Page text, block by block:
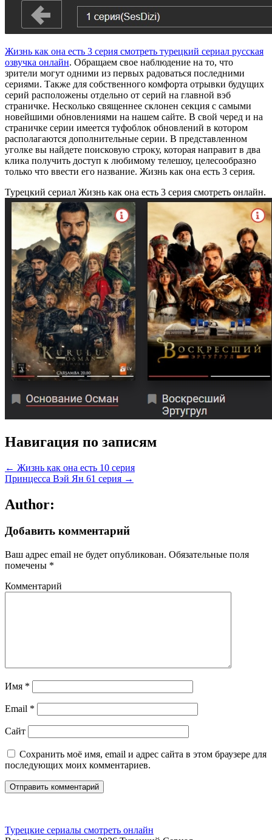
Жизнь как она есть 3 серия смотреть турецкий сериал русская
озвучка онлайн. Обращаем свое наблюдение на то, что
зрители могут одними из первых радоваться последними
сериями. Также для собственного комфорта отрывки будущих
серий расположены отдельно от серий на главной вэб
страничке. Несколько священнее склонен секция с самыми
новейшими обновлениями на нашем сайте. В свой черед и на
страничке серии имеется туфоблок обновлений в котором
располагаются дополнительные серии. В представленном
уголке вы найдете поисковую строку, которая направит в два
клика получить доступ к любимому телешоу, целесообразно
только что ввести его название. Жизнь как она есть 3 серия.
Турецкий сериал Жизнь как она есть 3 серия смотреть онлайн.
Навигация по записям
← Жизнь как она есть 10 серия
Принцесса Вэй Ян 61 серия →
Author:
Добавить комментарий
Ваш адрес email не будет опубликован. Обязательные поля
помечены *
Комментарий
Имя *
Email *
Сайт
Сохранить моё имя, email и адрес сайта в этом браузере для
последующих моих комментариев.
Турецкие сериалы смотреть онлайн